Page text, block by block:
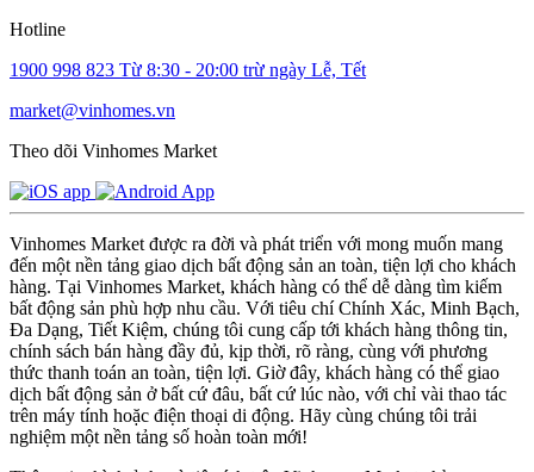
Hotline
1900 998 823 Từ 8:30 - 20:00 trừ ngày Lễ, Tết
market@vinhomes.vn
Theo dõi Vinhomes Market
Vinhomes Market được ra đời và phát triển với mong muốn mang
đến một nền tảng giao dịch bất động sản an toàn, tiện lợi cho khách
hàng. Tại Vinhomes Market, khách hàng có thể dễ dàng tìm kiếm
bất động sản phù hợp nhu cầu. Với tiêu chí Chính Xác, Minh Bạch,
Đa Dạng, Tiết Kiệm, chúng tôi cung cấp tới khách hàng thông tin,
chính sách bán hàng đầy đủ, kịp thời, rõ ràng, cùng với phương
thức thanh toán an toàn, tiện lợi. Giờ đây, khách hàng có thể giao
dịch bất động sản ở bất cứ đâu, bất cứ lúc nào, với chỉ vài thao tác
trên máy tính hoặc điện thoại di động. Hãy cùng chúng tôi trải
nghiệm một nền tảng số hoàn toàn mới!